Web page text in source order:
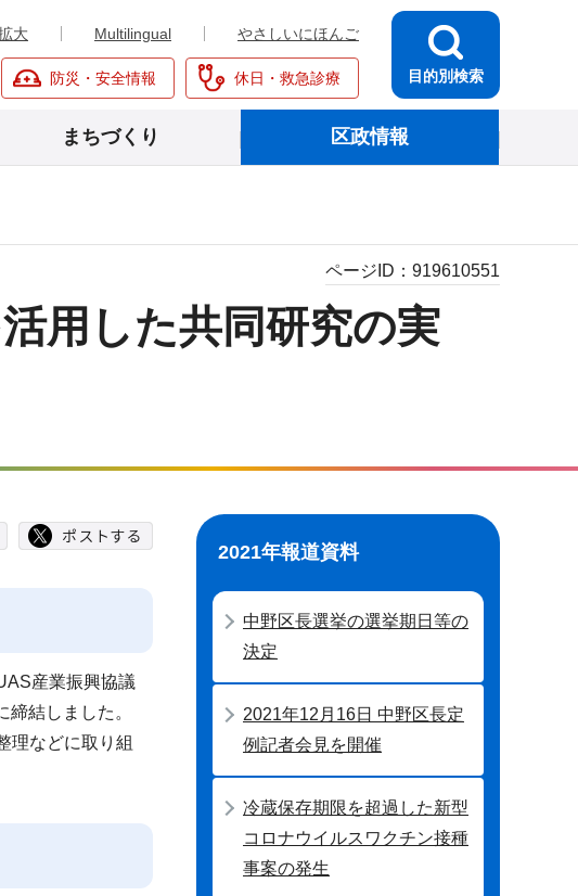
大 Multilingual やさしいにほんご
防災・安全情報 休日・救急診療 目的別検索
まちづくり 区政情報
用した共同研究の実
ページID： 919610551
産業振興協議
結しました。
理などに取り組
2021年報道資料
中野区長選挙の選挙期日等の
決定
2021年12月16日 中野区長定
例記者会見を開催
冷蔵保存期限を超過した新型
コロナウイルスワクチン接種
事案の発生